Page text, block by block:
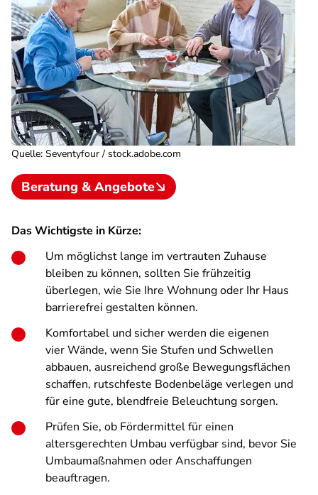
Quelle: Seventyfour / stock.adobe.com
Beratung & Angebote
Das Wichtigste in Kürze:
Um möglichst lange im vertrauten Zuhause
bleiben zu können, sollten Sie frühzeitig
überlegen, wie Sie Ihre Wohnung oder Ihr Haus
barrierefrei gestalten können.
Komfortabel und sicher werden die eigenen
vier Wände, wenn Sie Stufen und Schwellen
abbauen, ausreichend große Bewegungsflächen
schaffen, rutschfeste Bodenbeläge verlegen und
für eine gute, blendfreie Beleuchtung sorgen.
Prüfen Sie, ob Fördermittel für einen
altersgerechten Umbau verfügbar sind, bevor Sie
Umbaumaßnahmen oder Anschaffungen
beauftragen.